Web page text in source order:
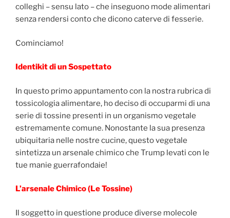
colleghi – sensu lato – che inseguono mode alimentari
senza rendersi conto che dicono caterve di fesserie.
Cominciamo!
Identikit di un Sospettato
In questo primo appuntamento con la nostra rubrica di
tossicologia alimentare, ho deciso di occuparmi di una
serie di tossine presenti in un organismo vegetale
estremamente comune. Nonostante la sua presenza
ubiquitaria nelle nostre cucine, questo vegetale
sintetizza un arsenale chimico che Trump levati con le
tue manie guerrafondaie!
L’arsenale Chimico (Le Tossine)
Il soggetto in questione produce diverse molecole